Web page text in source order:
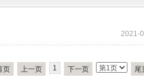
2021-
页 上一页 1 下一页 尾